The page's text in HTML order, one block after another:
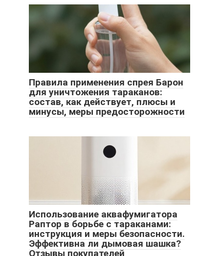
Правила применения спрея Барон
для уничтожения тараканов:
состав, как действует, плюсы и
минусы, меры предосторожности
Использование аквафумигатора
Раптор в борьбе с тараканами:
инструкция и меры безопасности.
Эффективна ли дымовая шашка?
Отзывы покупателей